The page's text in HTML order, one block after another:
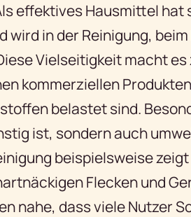
effektives Hausmittel hat
wird in der Reinigung,
Vielseitigkeit macht
kommerziellen
belastet sind.
ist, sondern auch
beispielsweise
Flecken und
nahe, dass viele Nutzer